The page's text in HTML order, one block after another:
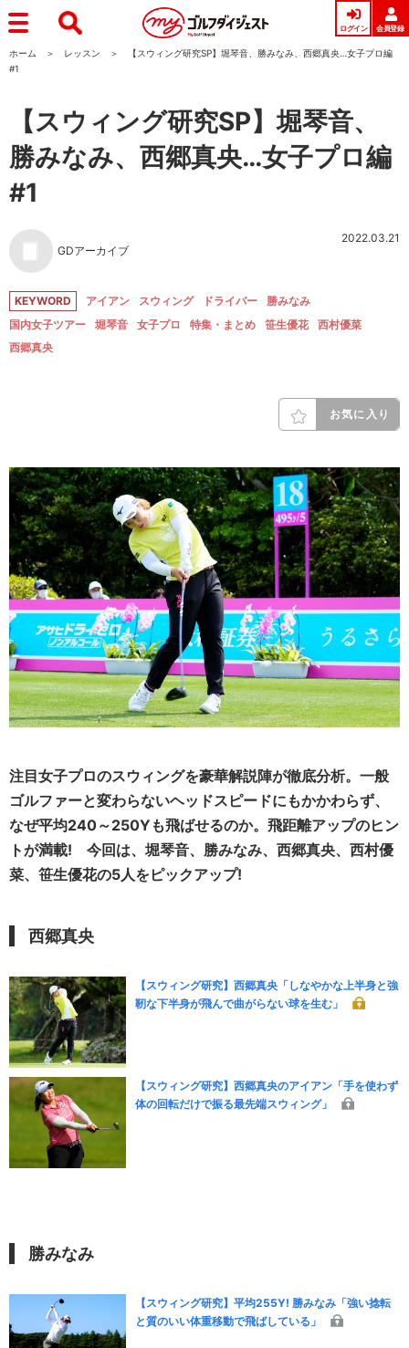
ログイン 会員登録
ホーム レッスン
【スウィング研究SP】堀琴音、勝みなみ、西郷真央…女子プロ編
#1
【スウィング研究SP】堀琴音、
勝みなみ、西郷真央…女子プロ編
#1
GDアーカイブ
2022.03.21
KEYWORD アイアン スウィング ドライバー
勝みなみ
国内女子ツアー
堀琴音 女子プロ 特集・まとめ 笹生優花
西村優菜
西郷真央
お気に入り
注目女子プロのスウィングを豪華解説陣が徹底分析。一般
ゴルファーと変わらないヘッドスピードにもかかわらず、
なぜ平均240～250Yも飛ばせるのか。飛距離アップのヒン
トが満載! 今回は、堀琴音、勝みなみ、西郷真央、西村優
菜、笹生優花の5人をピックアップ!
西郷真央
【スウィング研究】西郷真央「しなやかな上半身と強
靭な下半身が飛んで曲がらない球を生む」
【スウィング研究】西郷真央のアイアン「手を使わず
体の回転だけで振る最先端スウィング」
勝みなみ
【スウィング研究】平均255Y! 勝みなみ「強い捻転
と質のいい体重移動で飛ばしている」